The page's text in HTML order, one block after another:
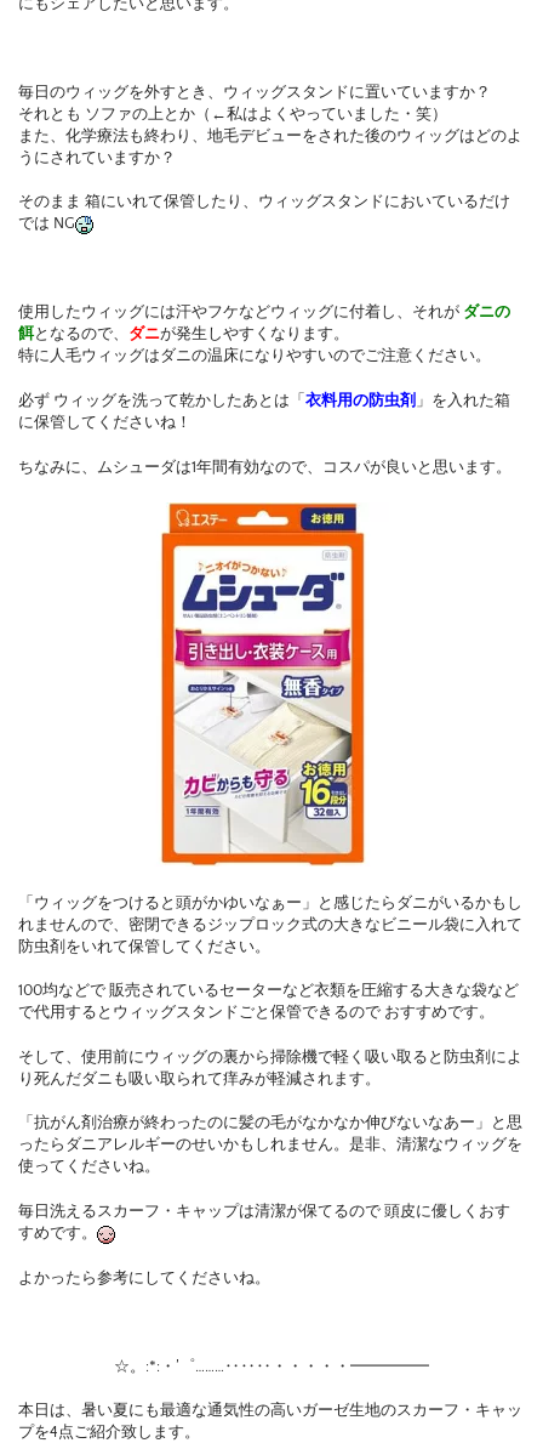
毎日のウィッグを外すとき、ウィッグスタンドに置いていますか？
それとも ソファの上とか（←私はよくやっていました・笑）
また、化学療法も終わり、地毛デビューをされた後のウィッグはどのよ
うにされていますか？
そのまま 箱にいれて保管したり、ウィッグスタンドにおいているだけ
では NG
使用したウィッグには汗やフケなどウィッグに付着し、それが ダニの
餌となるので、 ダニが発生しやすくなります。
特に人毛ウィッグはダニの温床になりやすいのでご注意ください。
必ず ウィッグを洗って乾かしたあとは「 衣料用の防虫剤 」を入れた箱
に保管してくださいね！
ちなみに、ムシューダは1年間有効なので、コスパが良いと思います。
「ウィッグをつけると頭がかゆいなぁー」と感じたらダニがいるかもし
れませんので、密閉できるジップロック式の大きなビニール袋に入れて
防虫剤をいれて保管してください。
100均などで 販売されているセーターなど衣類を圧縮する大きな袋など
で代用するとウィッグスタンドごと保管できるので おすすめです。
そして、使用前にウィッグの裏から掃除機で軽く吸い取ると防虫剤によ
り死んだダニも吸い取られて痒みが軽減されます。
「抗がん剤治療が終わったのに髪の毛がなかなか伸びないなあー」と思
ったらダニアレルギーのせいかもしれません。是非、清潔なウィッグを
使ってくださいね。
毎日洗えるスカーフ・キャップは清潔が保てるので 頭皮に優しくおす
すめです。
よかったら参考にしてくださいね。
☆。:*:・’゜………‥‥‥・・・・・━━━━━
本日は、暑い夏にも最適な通気性の高いガーゼ生地のスカーフ・キャッ
プを4点ご紹介致します。